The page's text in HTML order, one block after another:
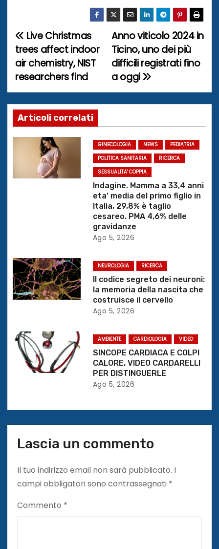
N
a
v
i
g
a
i
a
r
c
i
Anno viticolo 2024 in
Ticino, uno dei più
difficili registrati fino
a oggi
Live Christmas
trees affect indoor
air chemistry, NIST
researchers find
Articoli correlati
GINECOLOGIA NEWS
PEDIATRIA
POLITICA SANITARIA
RICERCA
SESSUALITA' COPPIA
Indagine. Mamma a 33,4 anni
eta’ media del primo figlio in
Italia, 29,8% è taglio
cesareo. PMA 4,6% delle
gravidanze
Ago 5, 2026
NEUROLOGIA RICERCA
Il codice segreto dei neuroni:
la memoria della nascita che
costruisce il cervello
Ago 5, 2026
AMBIENTE CARDIOLOGIA VIDEO
SINCOPE CARDIACA E COLPI
CALORE, VIDEO CARDARELLI
PER DISTINGUERLE
Ago 5, 2026
Lascia un commento
Il tuo indirizzo email non sarà pubblicato. I
campi obbligatori sono contrassegnati *
Commento *